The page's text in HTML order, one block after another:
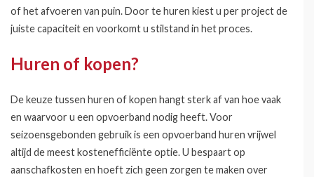
of het afvoeren van puin. Door te huren kiest u per project de
juiste capaciteit en voorkomt u stilstand in het proces.
Huren of kopen?
De keuze tussen huren of kopen hangt sterk af van hoe vaak
en waarvoor u een opvoerband nodig heeft. Voor
seizoensgebonden gebruik is een opvoerband huren vrijwel
altijd de meest kostenefficiënte optie. U bespaart op
aanschafkosten en hoeft zich geen zorgen te maken over